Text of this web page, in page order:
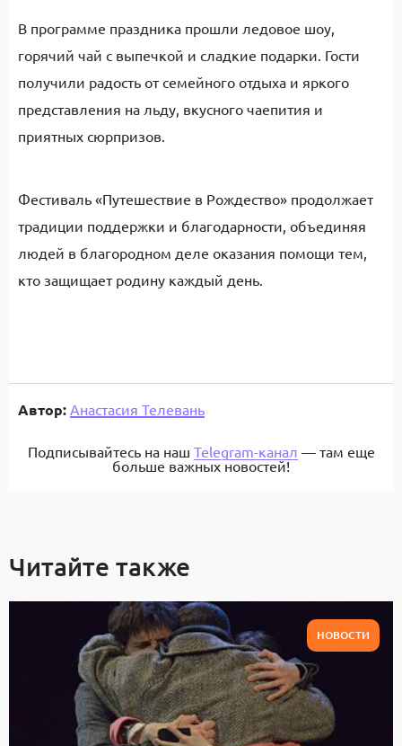
В программе праздника прошли ледовое шоу,
горячий чай с выпечкой и сладкие подарки. Гости
получили радость от семейного отдыха и яркого
представления на льду, вкусного чаепития и
приятных сюрпризов.
Фестиваль «Путешествие в Рождество» продолжает
традиции поддержки и благодарности, объединяя
людей в благородном деле оказания помощи тем,
кто защищает родину каждый день.
Автор: Анастасия Телевань
Подписывайтесь на наш Telegram-канал — там еще
больше важных новостей!
Читайте также
НОВОСТИ